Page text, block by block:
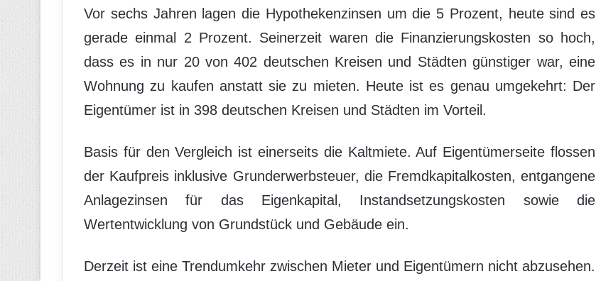
Vor sechs Jahren lagen die Hypothekenzinsen um die 5 Prozent, heute sind es
gerade einmal 2 Prozent. Seinerzeit waren die Finanzierungskosten so hoch,
dass es in nur 20 von 402 deutschen Kreisen und Städten günstiger war, eine
Wohnung zu kaufen anstatt sie zu mieten. Heute ist es genau umgekehrt: Der
Eigentümer ist in 398 deutschen Kreisen und Städten im Vorteil.
Basis für den Vergleich ist einerseits die Kaltmiete. Auf Eigentümerseite flossen
der Kaufpreis inklusive Grunderwerbsteuer, die Fremdkapitalkosten, entgangene
Anlagezinsen für das Eigenkapital, Instandsetzungskosten sowie die
Wertentwicklung von Grundstück und Gebäude ein.
Derzeit ist eine Trendumkehr zwischen Mieter und Eigentümern nicht abzusehen.